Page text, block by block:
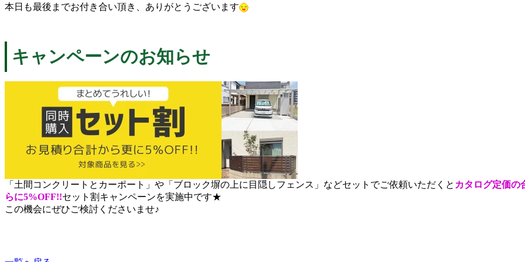
本日も最後までお付き合い頂き、ありがとうございます
キャンペーンのお知らせ
「土間コンクリートとカーポート」や「ブロック塀の上に目隠しフェンス」などセットでご依頼いただくと カタログ定価の
らに5%OFF!!セット割キャンペーンを実施中です★
この機会にぜひご検討くださいませ♪